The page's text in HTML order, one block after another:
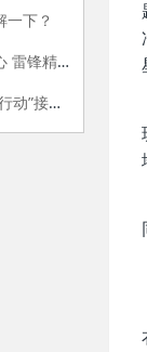
一下？
陕铁院：剪纸义卖献爱心 雷锋精神放光芒
山东水利职院“小海豚在行动”接力传递三周年